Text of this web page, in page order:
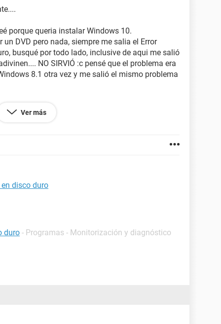
porque queria instalar Windows 10.
DVD pero nada, siempre me salia el Error
busqué por todo lado, inclusive de aqui me salió
NO SIRVIÓ :c pensé que el problema era
8.1 otra vez y me salió el mismo problema
queda mal instalado, por favor ayuda como
Ver más
disco duro
duro - Programas - Monitorización y diagnóstico